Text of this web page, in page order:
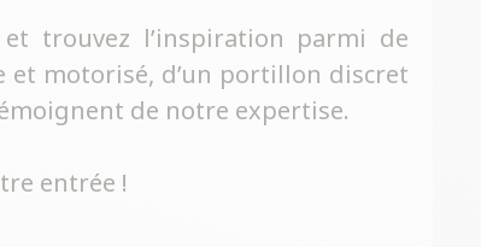
trouvez l’inspiration parmi de
et motorisé, d’un portillon discret
de notre expertise.
entrée !